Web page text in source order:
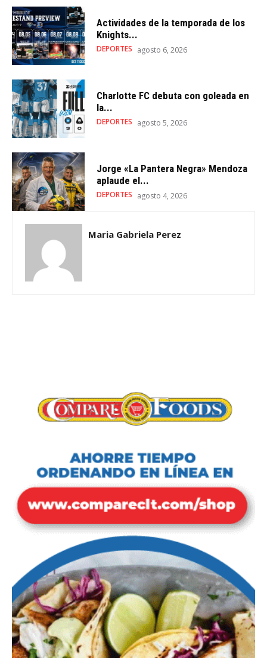
Actividades de la temporada de los
Knights...
DEPORTES agosto 6, 2026
Charlotte FC debuta con goleada en
la...
DEPORTES agosto 5, 2026
Jorge «La Pantera Negra» Mendoza
aplaude el...
DEPORTES agosto 4, 2026
Maria Gabriela Perez